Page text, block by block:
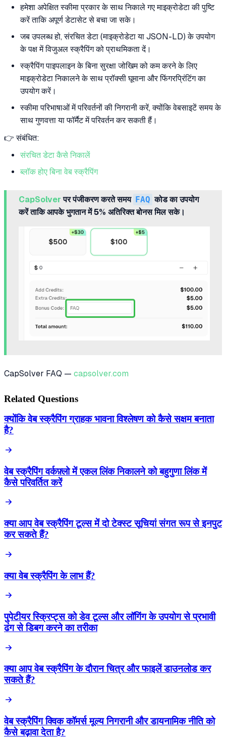
हमेशा अपेक्षित स्कीमा प्रकार के साथ निकाले गए माइक्रोडेटा की पुष्टि
करें ताकि अपूर्ण डेटासेट से बचा जा सके।
जब उपलब्ध हो, संरचित डेटा (माइक्रोडेटा या JSON-LD) के उपयोग
के पक्ष में विजुअल स्क्रैपिंग को प्राथमिकता दें।
स्क्रैपिंग पाइपलाइन के बिना सुरक्षा जोखिम को कम करने के लिए
माइक्रोडेटा निकालने के साथ प्रॉक्सी घूमाना और फिंगरप्रिंटिंग का
उपयोग करें।
स्कीमा परिभाषाओं में परिवर्तनों की निगरानी करें, क्योंकि वेबसाइटें समय के
साथ गुणवत्ता या फॉर्मैट में परिवर्तन कर सकती हैं।
👉 संबंधित:
संरचित डेटा कैसे निकालें
ब्लॉक होए बिना वेब स्क्रैपिंग
CapSolver पर पंजीकरण करते समय FAQ कोड का उपयोग
करें ताकि आपके भुगतान में 5% अतिरिक्त बोनस मिल सके।
CapSolver FAQ — capsolver.com
Related Questions
क्योंकि वेब स्क्रैपिंग ग्राहक भावना विश्लेषण को कैसे सक्षम बनाता
है?
वेब स्क्रैपिंग वर्कफ़्लो में एकल लिंक निकालने को बहुगुणा लिंक में
कैसे परिवर्तित करें
क्या आप वेब स्क्रैपिंग टूल्स में दो टेक्स्ट सूचियां संगत रूप से इनपुट
कर सकते हैं?
क्या वेब स्क्रैपिंग के लाभ हैं?
पुपेटीयर स्क्रिप्ट्स को डेव टूल्स और लॉगिंग के उपयोग से प्रभावी
ढंग से डिबग करने का तरीका
क्या आप वेब स्क्रैपिंग के दौरान चित्र और फाइलें डाउनलोड कर
सकते हैं?
वेब स्क्रैपिंग क्विक कॉमर्स मूल्य निगरानी और डायनामिक नीति को
कैसे बढ़ावा देता है?